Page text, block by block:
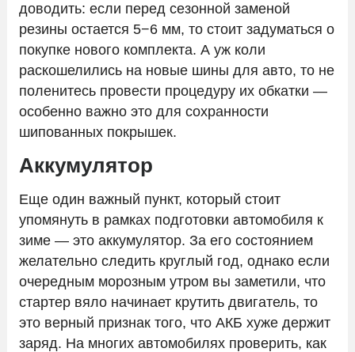
доводить: если перед сезонной заменой
резины остается 5−6 мм, то стоит задуматься о
покупке нового комплекта. А уж коли
раскошелились на новые шины для авто, то не
поленитесь провести процедуру их обкатки —
особенно важно это для сохранности
шипованных покрышек.
Аккумулятор
Еще один важный пункт, который стоит
упомянуть в рамках подготовки автомобиля к
зиме — это аккумулятор. За его состоянием
желательно следить круглый год, однако если
очередным морозным утром вы заметили, что
стартер вяло начинает крутить двигатель, то
это верный признак того, что АКБ хуже держит
заряд. На многих автомобилях проверить, как